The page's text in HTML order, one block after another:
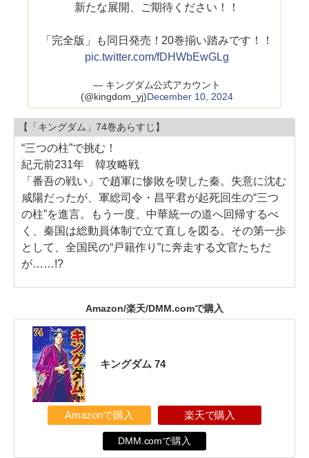
新たな展開、ご期待ください！！
「完全版」も同日発売！20巻揃い踏みです！！
pic.twitter.com/fDHWbEwGLg
— キングダム公式アカウント
(@kingdom_yj)December 10, 2024
【「キングダム」74巻あらすじ】
“三つの柱”で挑む！
紀元前231年 韓攻略戦
「番吾の戦い」で趙軍に惨敗を喫した秦。失意に沈む
咸陽だったが、軍総司令・昌平君が起死回生の“三つ
の柱”を進言。もう一度、中華統一の道へ回帰するべ
く、秦国は総動員体制で立て直しを図る。その第一歩
として、全国民の“戸籍作り”に奔走する文官たちだ
が……!?
Amazon/楽天/DMM.comで購入
キングダム 74
Amazonで購入 楽天で購入
DMM.comで購入